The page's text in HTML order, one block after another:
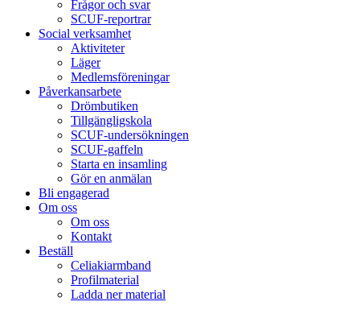
Frågor och svar
SCUF-reportrar
Social verksamhet
Aktiviteter
Läger
Medlemsföreningar
Påverkansarbete
Drömbutiken
Tillgängligskola
SCUF-undersökningen
SCUF-gaffeln
Starta en insamling
Gör en anmälan
Bli engagerad
Om oss
Om oss
Kontakt
Beställ
Celiakiarmband
Profilmaterial
Ladda ner material